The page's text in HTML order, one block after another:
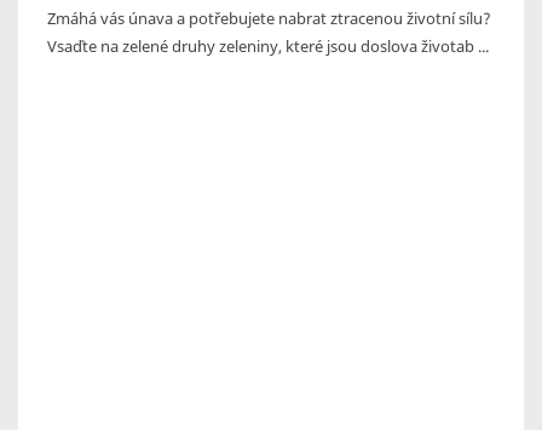
Zmáhá vás únava a potřebujete nabrat ztracenou životní sílu?
Vsaďte na zelené druhy zeleniny, které jsou doslova životab ...